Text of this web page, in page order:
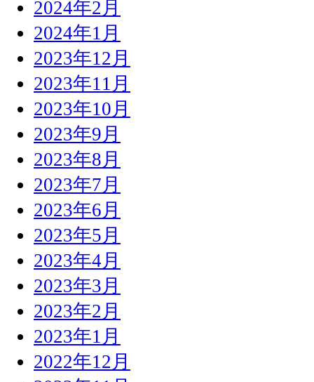
2024年2月
2024年1月
2023年12月
2023年11月
2023年10月
2023年9月
2023年8月
2023年7月
2023年6月
2023年5月
2023年4月
2023年3月
2023年2月
2023年1月
2022年12月